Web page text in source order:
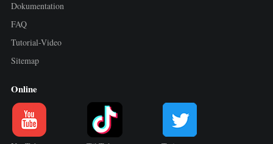
Dokumentation
FAQ
Tutorial-Video
Sitemap
Online